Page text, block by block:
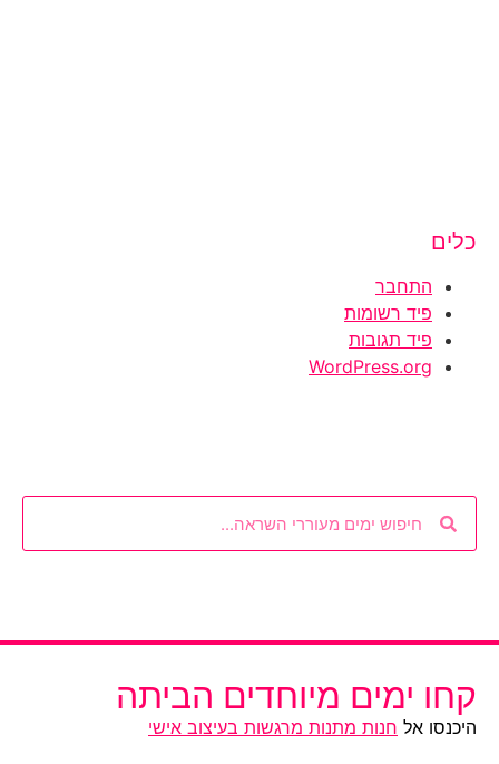
כלים
התחבר
פיד רשומות
פיד תגובות
WordPress.org
קחו ימים מיוחדים הביתה
היכנסו אל חנות מתנות מרגשות בעיצוב אישי